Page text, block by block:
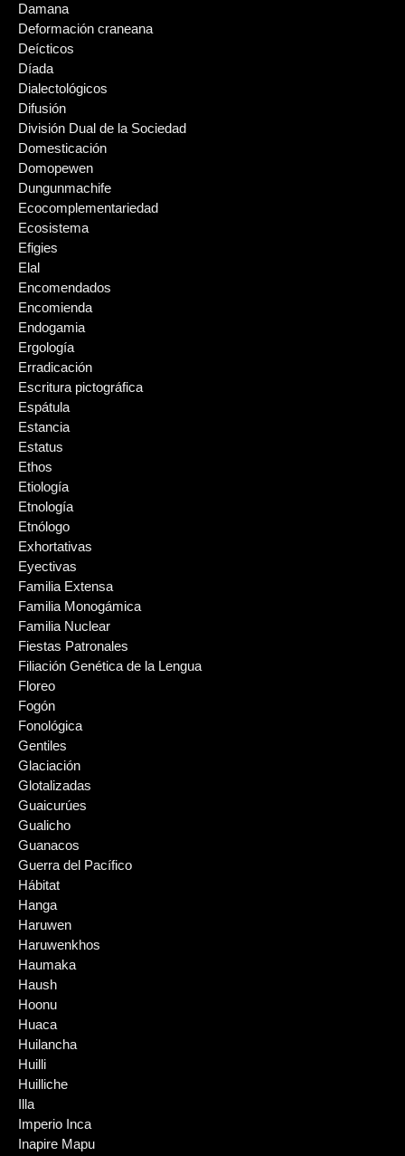
Damana
Deformación craneana
Deícticos
Díada
Dialectológicos
Difusión
División Dual de la Sociedad
Domesticación
Domopewen
Dungunmachife
Ecocomplementariedad
Ecosistema
Efigies
Elal
Encomendados
Encomienda
Endogamia
Ergología
Erradicación
Escritura pictográfica
Espátula
Estancia
Estatus
Ethos
Etiología
Etnología
Etnólogo
Exhortativas
Eyectivas
Familia Extensa
Familia Monogámica
Familia Nuclear
Fiestas Patronales
Filiación Genética de la Lengua
Floreo
Fogón
Fonológica
Gentiles
Glaciación
Glotalizadas
Guaicurúes
Gualicho
Guanacos
Guerra del Pacífico
Hábitat
Hanga
Haruwen
Haruwenkhos
Haumaka
Haush
Hoonu
Huaca
Huilancha
Huilli
Huilliche
Illa
Imperio Inca
Inapire Mapu